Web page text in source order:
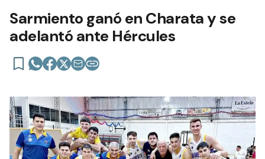
Sarmiento ganó en Charata y se
adelantó ante Hércules